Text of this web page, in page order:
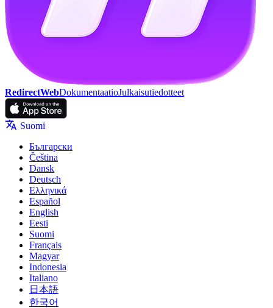
RedirectWebDokumentaatioJulkaisutiedotteet
Suomi
Български
Čeština
Dansk
Deutsch
Ελληνικά
Español
English
Eesti
Suomi
Français
Magyar
Indonesia
Italiano
日本語
한국어